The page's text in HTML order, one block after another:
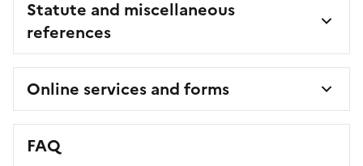
Statute and miscellaneous
references
Online services and forms
FAQ